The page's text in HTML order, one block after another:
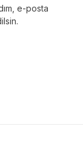
e-posta